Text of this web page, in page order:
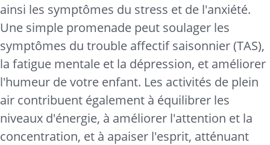
ainsi les symptômes du stress et de l'anxiété.
Une simple promenade peut soulager les
symptômes du trouble affectif saisonnier (TAS),
la fatigue mentale et la dépression, et améliorer
l'humeur de votre enfant. Les activités de plein
air contribuent également à équilibrer les
niveaux d'énergie, à améliorer l'attention et la
concentration, et à apaiser l'esprit, atténuant